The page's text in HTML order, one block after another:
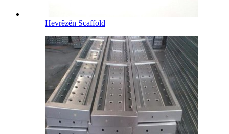
Hevrêzên Scaffold